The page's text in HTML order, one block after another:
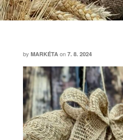
by MARKÉTA on 7. 8. 2024